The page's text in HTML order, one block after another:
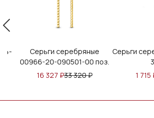
Серьги серебряные
00966-20-090501-00 поз.
16 327 ₽33 320₽
Серьги
1 715